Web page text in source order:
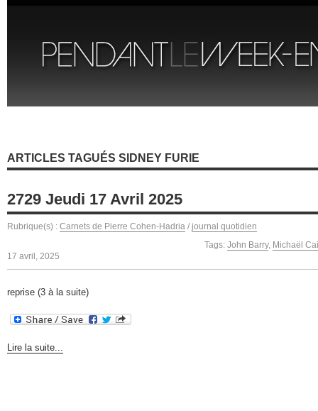
ARTICLES TAGUÉS SIDNEY FURIE
2729 Jeudi 17 Avril 2025
Rubrique(s) : Carnets de Pierre Cohen-Hadria / journal quotidien
Tags: John Barry, Michaël
17 avril, 2025
reprise (3 à la suite)
Lire la suite...